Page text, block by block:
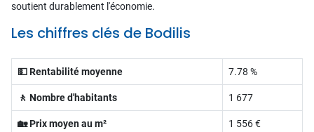
soutient durablement l'économie.
Les chiffres clés de Bodilis
💵 Rentabilité moyenne 7.78 %
🚶 Nombre d'habitants 1 677
🏡 Prix moyen au m² 1 556 €